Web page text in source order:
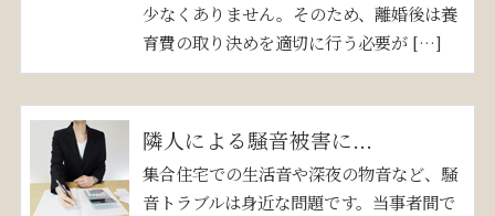
少なくありません。そのため、離婚後は養
育費の取り決めを適切に行う必要が […]
隣人による騒音被害に...
集合住宅での生活音や深夜の物音など、騒
音トラブルは身近な問題です。当事者間で